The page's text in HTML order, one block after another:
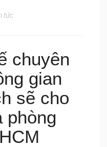
tức
chuyên
gian
sẽ cho
phòng